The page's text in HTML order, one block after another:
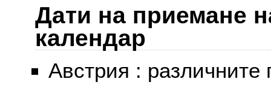
Дати на приемане
календар
Австрия :